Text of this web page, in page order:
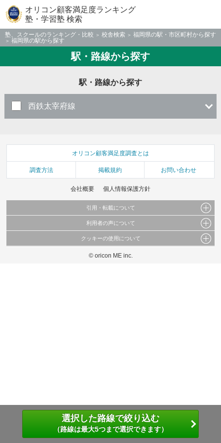
オリコン顧客満足度ランキング
塾・学習塾 検索
塾、スクールのランキング・比較 校舎検索
福岡県の駅・市区町村から探す
福岡県の駅から探す
駅・路線から探す
駅・路線から探す
西鉄太宰府線
選択した路線で絞り込む
（路線は最大5つまで選択できます）
オリコン顧客満足度調査とは
調査方法 掲載規約 お問い合わせ
会社概要 個人情報保護方針
引用・転載について
当サイトで公開されている情報（文字、写真、イラスト、画像データ等）及びこれらの配
これらの情報を権利者の許可なく無断転載・複製などの二次利用を行うことは固く禁じて
利用者の声について
当サイトに掲載している内容はすべてサービスの利用者が提出された見解・感想です。
弊社の見解・ 意見ではないことをご理解いただいた上でご覧ください。
クッキーの使用について
このサイトでは Cookie を使用して、ユーザーに合わせたコンテンツや広告の表示、ソー
© oricon ME inc.